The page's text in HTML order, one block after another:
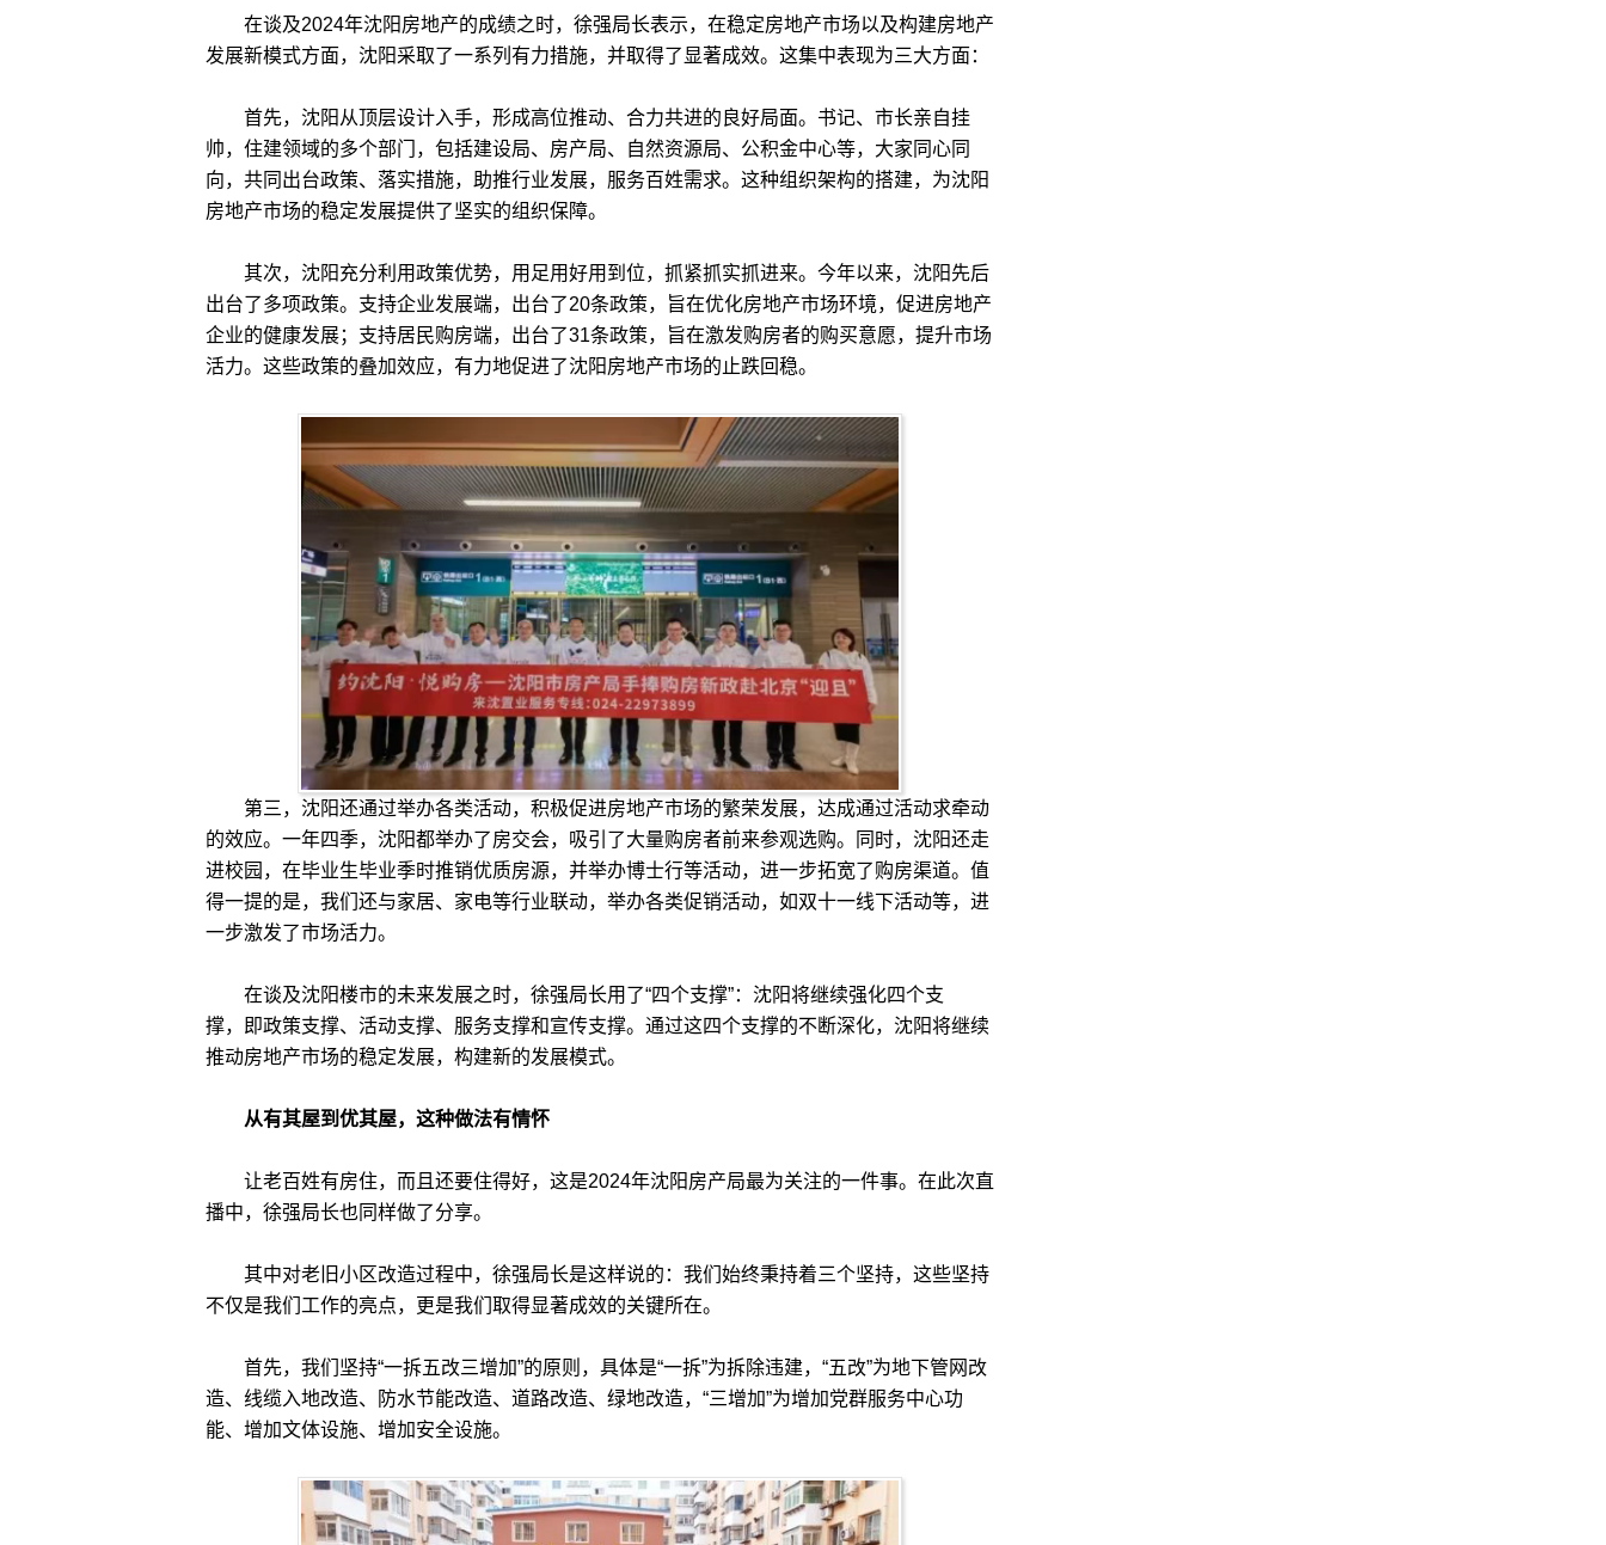
在谈及2024年沈阳房地产的成绩之时，徐强局长表示，在稳定房地产市场以及构建房地产
发展新模式方面，沈阳采取了一系列有力措施，并取得了显著成效。这集中表现为三大方面：
首先，沈阳从顶层设计入手，形成高位推动、合力共进的良好局面。书记、市长亲自挂
帅，住建领域的多个部门，包括建设局、房产局、自然资源局、公积金中心等，大家同心同
向，共同出台政策、落实措施，助推行业发展，服务百姓需求。这种组织架构的搭建，为沈阳
房地产市场的稳定发展提供了坚实的组织保障。
其次，沈阳充分利用政策优势，用足用好用到位，抓紧抓实抓进来。今年以来，沈阳先后
出台了多项政策。支持企业发展端，出台了20条政策，旨在优化房地产市场环境，促进房地产
企业的健康发展；支持居民购房端，出台了31条政策，旨在激发购房者的购买意愿，提升市场
活力。这些政策的叠加效应，有力地促进了沈阳房地产市场的止跌回稳。
第三，沈阳还通过举办各类活动，积极促进房地产市场的繁荣发展，达成通过活动求牵动
的效应。一年四季，沈阳都举办了房交会，吸引了大量购房者前来参观选购。同时，沈阳还走
进校园，在毕业生毕业季时推销优质房源，并举办博士行等活动，进一步拓宽了购房渠道。值
得一提的是，我们还与家居、家电等行业联动，举办各类促销活动，如双十一线下活动等，进
一步激发了市场活‍力。
在谈及沈阳楼市的未来发展之时，徐强局长用了“四个支撑”：沈阳将继续强化四个支
撑，‍即政策支撑、活动支撑、服务支撑和宣传支撑。通过这四个支撑的不断深化，沈阳将继续
推动房地产市场的稳定发展，构建新的发展模式。
从有其屋到优其屋，这种做法有情怀
让老百姓有房住，而且还要住得好，这是2024年沈阳房产局最为关注的一件事。在此次直
播中，徐强局长也同样做了分享。
其中对老旧小区改造过程中，徐强局长是这样说的：我们始终秉持着三个坚持，这些坚持
不仅是我们工作的亮点，更是我们取得显著成效的关键所在。
首先，我们坚持“一拆五改三增加”的原则，具体是“一拆”为拆除违建，“五改”为地下管网改
造、线缆入地改造、防水节能改造、道路改造、绿地改造，“三增加”为增加党群服务中心功
能、增加文体设施、增加安全设施。